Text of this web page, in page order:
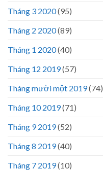
Tháng 3 2020(95)
Tháng 2 2020(89)
Tháng 1 2020(40)
Tháng 12 2019(57)
Tháng mười một 2019(74)
Tháng 10 2019(71)
Tháng 9 2019(52)
Tháng 8 2019(40)
Tháng 7 2019(10)